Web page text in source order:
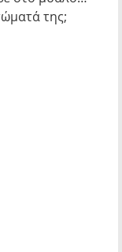
της;